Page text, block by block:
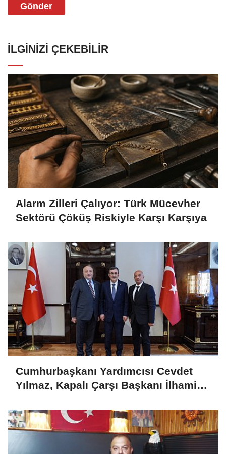
Gönder
İLGINIZI ÇEKEBILIR
Alarm Zilleri Çalıyor: Türk Mücevher
Sektörü Çöküş Riskiyle Karşı Karşıya
Cumhurbaşkanı Yardımcısı Cevdet
Yılmaz, Kapalı Çarşı Başkanı İlhami